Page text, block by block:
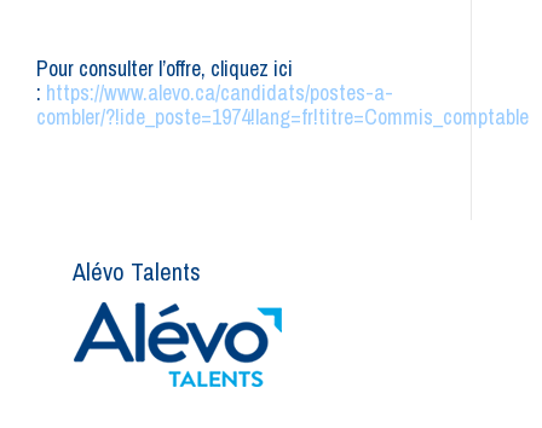
Pour consulter l’offre, cliquez ici
: https://www.alevo.ca/candidats/postes-a-
combler/?!ide_poste=1974!lang=fr!titre=Commis_comptable
Alévo Talents